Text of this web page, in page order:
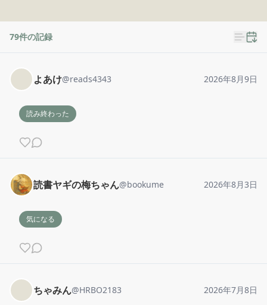
79件の記録
よあけ@reads4343 2026年8月9日
読み終わった
読書ヤギの梅ちゃん@bookume 2026年8月3日
気になる
ちゃみん@HRBO2183 2026年7月8日